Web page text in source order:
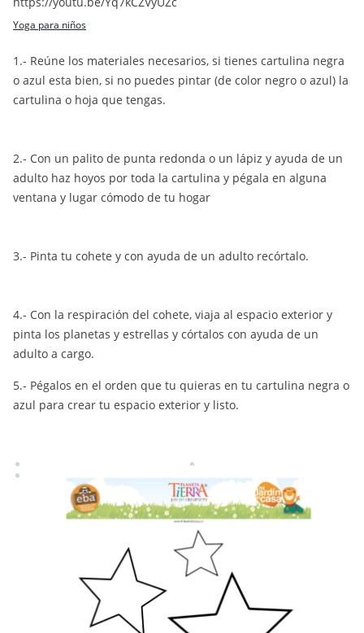
Yoga para niños
1.- Reúne los materiales necesarios, si tienes cartulina negra
o azul esta bien, si no puedes pintar (de color negro o azul) la
cartulina o hoja que tengas.
2.- Con un palito de punta redonda o un lápiz y ayuda de un
adulto haz hoyos por toda la cartulina y pégala en alguna
ventana y lugar cómodo de tu hogar
3.- Pinta tu cohete y con ayuda de un adulto recórtalo.
4.- Con la respiración del cohete, viaja al espacio exterior y
pinta los planetas y estrellas y córtalos con ayuda de un
adulto a cargo.
5.- Pégalos en el orden que tu quieras en tu cartulina negra o
azul para crear tu espacio exterior y listo.